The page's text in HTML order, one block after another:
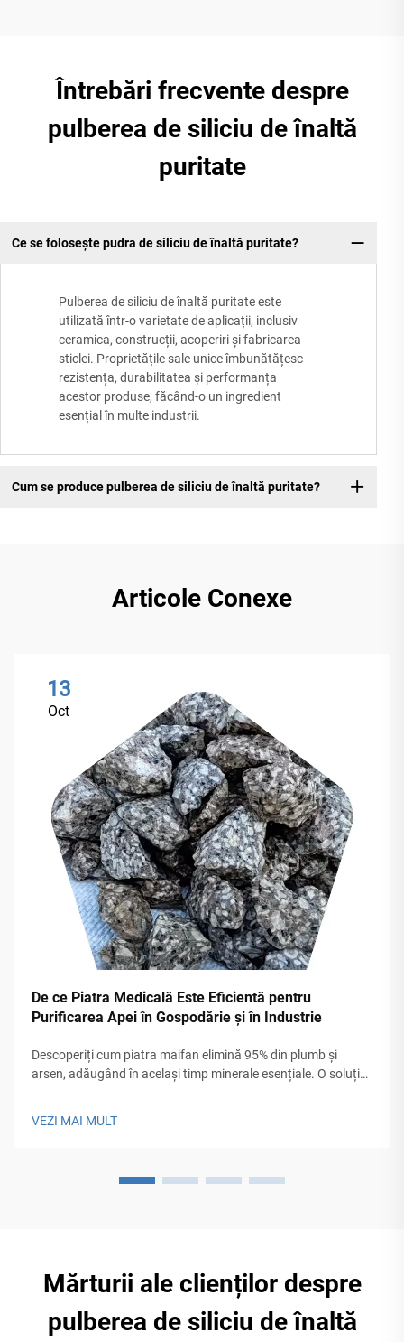
Întrebări frecvente despre
pulberea de siliciu de înaltă
puritate
Ce se folosește pudra de siliciu de înaltă puritate?
Pulberea de siliciu de înaltă puritate este
utilizată într-o varietate de aplicații, inclusiv
ceramica, construcții, acoperiri și fabricarea
sticlei. Proprietățile sale unice îmbunătățesc
rezistența, durabilitatea și performanța
acestor produse, făcând-o un ingredient
esențial în multe industrii.
Cum se produce pulberea de siliciu de înaltă puritate?
Articole Conexe
13
Oct
De ce Piatra Medicală Este Eficientă pentru
Purificarea Apei în Gospodărie și în Industrie
Descoperiți cum piatra maifan elimină 95% din plumb și
arsen, adăugând în același timp minerale esențiale. O soluție
VEZI MAI MULT
Mărturii ale clienților despre
pulberea de siliciu de înaltă